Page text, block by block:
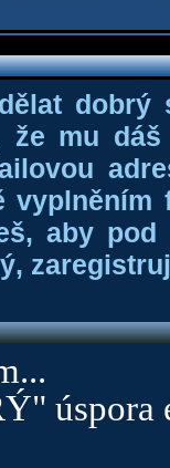
dobrý
že mu
aby
úspora